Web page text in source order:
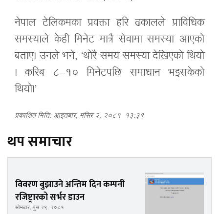
नेपाल टेलिकमका प्रवक्ता हरि ढकालले प्राविधिक
समस्याले केही मिनेट मात्रै सेवामा समस्या आएको
बताए। उनले भने, ‘थोरै समय समस्या देखिएको थियो
। करिब ८–१० मिनेटपछि समाधान भइसकेको
थियो।’
प्रकाशित मिति: आइतबार, मंसिर २, २०८१ १३:३९
थप समाचार
विवरण बुझाउने अन्तिम दिन कम्पनी
रजिष्ट्रारको सर्भर डाउन
सोमबार, पुस २९, २०८१